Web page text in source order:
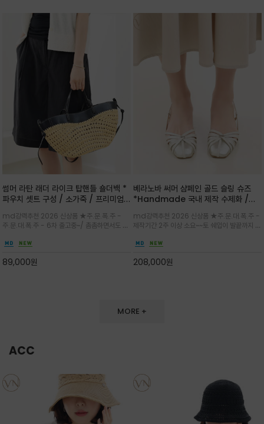
썸머 라탄 래더 라이크 탑핸들 숄더백 *
파우치 셋트 구성 / 소가죽 / 프리미엄
라이크 배색이 조화롭게 어우러진 탑핸
들 숄더백
md강력추천 2026 신상품 ★주.문.폭.주 -
주.문.대.폭.주 - 6차 출고중~/ 촘촘하면서도 입
만들며 부드러운 곡선의 바스켓 실루엣에 넉넉한
양한 연출이
89,000원
베라노바 써머 샴페인 골드 슬링 슈즈
*Handmade 국내 제작 수제화 /은
스럽게 밝혀주는 슬링백 플랫슈
md강력추천 2026 신상품 ★주.문.대.폭.주 -
제작기간 2주 이상 소요~~토 쉐입이 발끝까지 세
끔한 디자인과 베이직한 컬러감으로 높은 활용도
일까지 두루 잘 어울리는 활2
208,000원
MORE +
ACC